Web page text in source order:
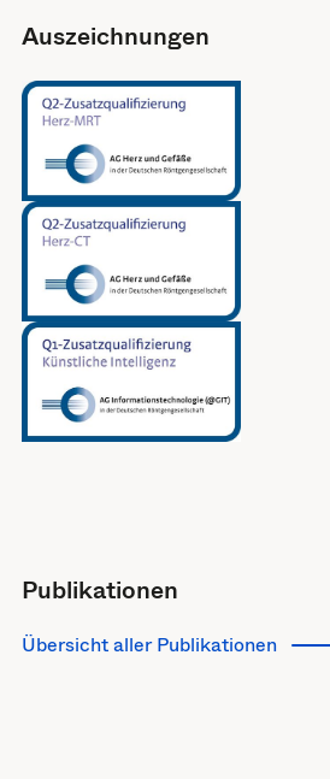
Auszeichnungen
Publikationen
Übersicht aller Publikationen